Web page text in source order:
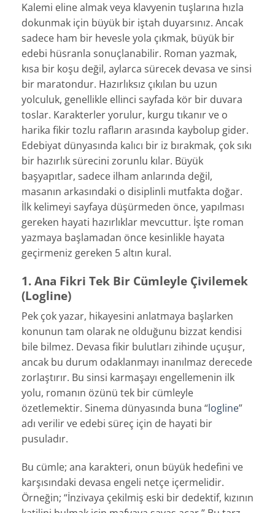
Kalemi eline almak veya klavyenin tuşlarına hızla
dokunmak için büyük bir iştah duyarsınız. Ancak
sadece ham bir hevesle yola çıkmak, büyük bir
edebi hüsranla sonuçlanabilir. Roman yazmak,
kısa bir koşu değil, aylarca sürecek devasa ve sinsi
bir maratondur. Hazırlıksız çıkılan bu uzun
yolculuk, genellikle ellinci sayfada kör bir duvara
toslar. Karakterler yorulur, kurgu tıkanır ve o
harika fikir tozlu rafların arasında kaybolup gider.
Edebiyat dünyasında kalıcı bir iz bırakmak, çok sıkı
bir hazırlık sürecini zorunlu kılar. Büyük
başyapıtlar, sadece ilham anlarında değil,
masanın arkasındaki o disiplinli mutfakta doğar.
İlk kelimeyi sayfaya düşürmeden önce, yapılması
gereken hayati hazırlıklar mevcuttur. İşte roman
yazmaya başlamadan önce kesinlikle hayata
geçirmeniz gereken 5 altın kural.
1. Ana Fikri Tek Bir Cümleyle Çivilemek
(Logline)
Pek çok yazar, hikayesini anlatmaya başlarken
konunun tam olarak ne olduğunu bizzat kendisi
bile bilmez. Devasa fikir bulutları zihinde uçuşur,
ancak bu durum odaklanmayı inanılmaz derecede
zorlaştırır. Bu sinsi karmaşayı engellemenin ilk
yolu, romanın özünü tek bir cümleyle
özetlemektir. Sinema dünyasında buna “logline”
adı verilir ve edebi süreç için de hayati bir
pusuladır.
Bu cümle; ana karakteri, onun büyük hedefini ve
karşısındaki devasa engeli netçe içermelidir.
Örneğin; “İnzivaya çekilmiş eski bir dedektif, kızının